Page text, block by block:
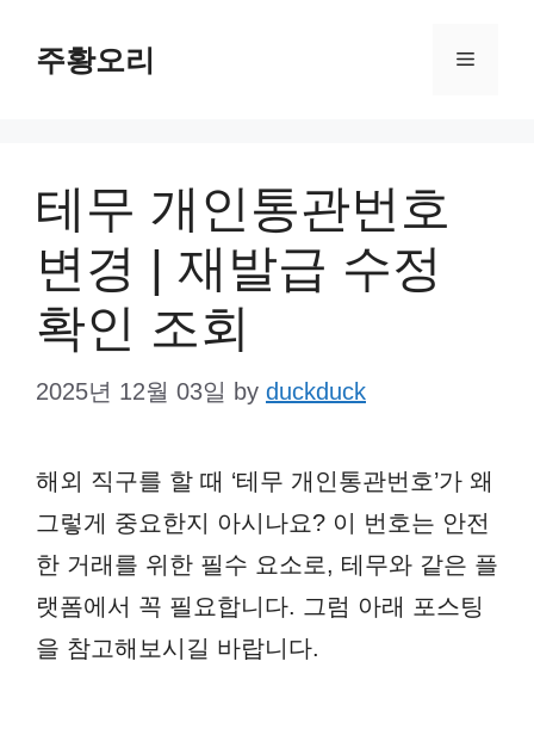
주황오리 Menu
테무 개인통관번호
변경 | 재발급 수정
확인 조회
2025년 12월 03일 by duckduck
해외 직구를 할 때 ‘테무 개인통관번호’가 왜
그렇게 중요한지 아시나요? 이 번호는 안전
한 거래를 위한 필수 요소로, 테무와 같은 플
랫폼에서 꼭 필요합니다. 그럼 아래 포스팅
을 참고해보시길 바랍니다.